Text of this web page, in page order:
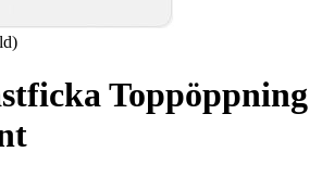
Toppöppning